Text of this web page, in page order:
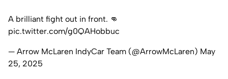
A brilliant fight out in front. 👊
pic.twitter.com/g0QAHobbuc
— Arrow McLaren IndyCar Team (@ArrowMcLaren) May
25, 2025